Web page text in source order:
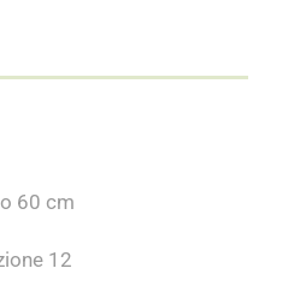
60 cm
12